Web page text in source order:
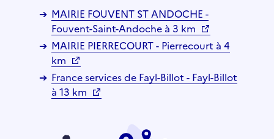
MAIRIE FOUVENT ST ANDOCHE -
Fouvent-Saint-Andoche à 3 km
MAIRIE PIERRECOURT - Pierrecourt à 4
km
France services de Fayl-Billot - Fayl-Billot
à 13 km